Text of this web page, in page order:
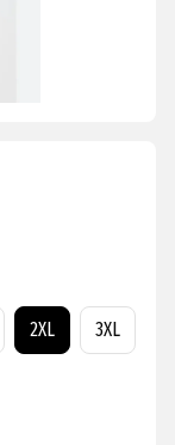
2XL 3XL